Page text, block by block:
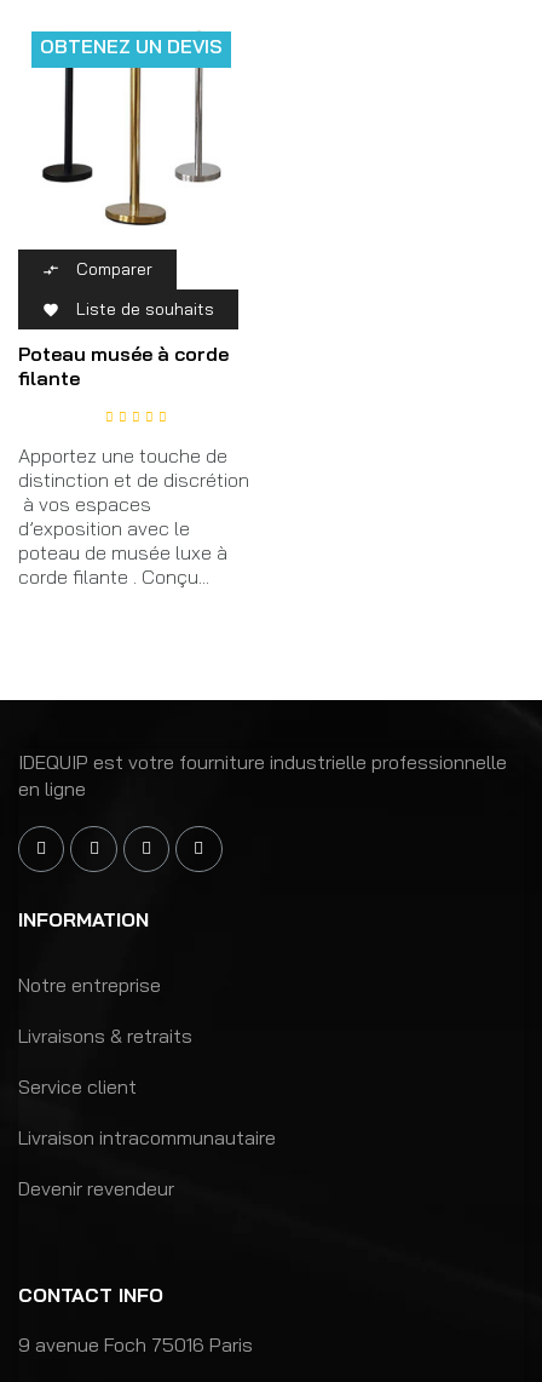
OBTENEZ UN DEVIS
 Comparer
 Liste de souhaits
Poteau musée à corde
filante
Apportez une touche de
distinction et de discrétion
à vos espaces
d’exposition avec le
poteau de musée luxe à
corde filante . Conçu...
IDEQUIP est votre fourniture industrielle professionnelle
en ligne
INFORMATION
Notre entreprise
Livraisons & retraits
Service client
Livraison intracommunautaire
Devenir revendeur
CONTACT INFO
9 avenue Foch 75016 Paris